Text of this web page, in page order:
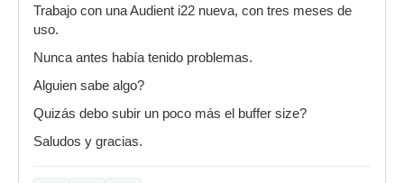
Trabajo con una Audient i22 nueva, con tres meses de
uso.
Nunca antes había tenido problemas.
Alguien sabe algo?
Quizás debo subir un poco más el buffer size?
Saludos y gracias.